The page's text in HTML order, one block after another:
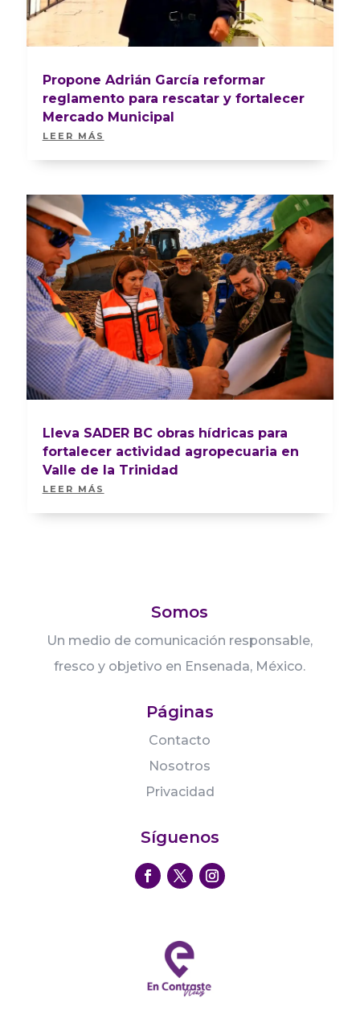
Propone Adrián García reformar
reglamento para rescatar y fortalecer
Mercado Municipal
LEER MÁS
Lleva SADER BC obras hídricas para
fortalecer actividad agropecuaria en
Valle de la Trinidad
LEER MÁS
Somos
Un medio de comunicación responsable,
fresco y objetivo en Ensenada, México.
Páginas
Contacto
Nosotros
Privacidad
Síguenos